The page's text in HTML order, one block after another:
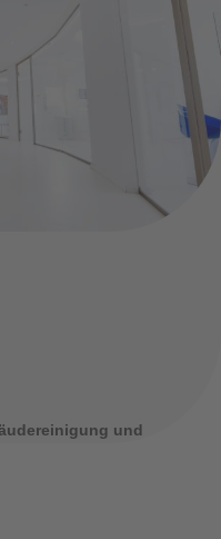
und